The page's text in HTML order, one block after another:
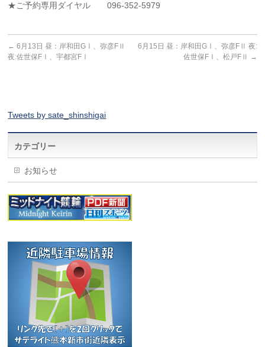
★ご予約専用ダイヤル 096-352-5979
← 6月13日 昼：岸和田GⅠ、弥彦FⅡ
夜:佐世保FⅠ、宇都宮FⅠ
6月15日 昼：岸和田GⅠ、弥彦FⅡ 夜:
佐世保FⅠ、松戸FⅡ
→
Tweets by sate_shinshigai
カテゴリー
お知らせ